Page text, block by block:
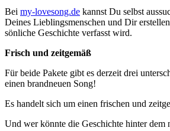
Bei my-lovesong.de kannst Du selbst
Dei­nes Lieb­lings­men­schen und Dir
sön­li­che Geschich­te ver­fasst wird.
Frisch und zeitgemäß
Für bei­de Pake­te gibt es der­zeitdrei
einen brand­neu­en Song!
Es han­delt sich um einen fri­schen und
Und wer könn­te die Geschich­te hin­ter dem